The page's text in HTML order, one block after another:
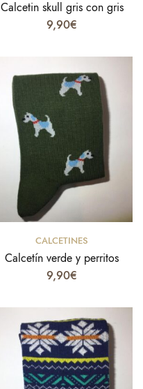
Calcetin skull gris con gris
9,90€
Select options
CALCETINES
Calcetín verde y perritos
9,90€